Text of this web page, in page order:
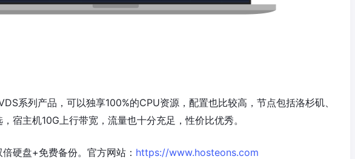
系列产品，可以独享100%的CPU资源，配置也比较高，节点包括洛杉矶、
宿主机10G上行带宽，流量也十分充足，性价比优秀。
硬盘+免费备份。官方网站： https://www.hosteons.com